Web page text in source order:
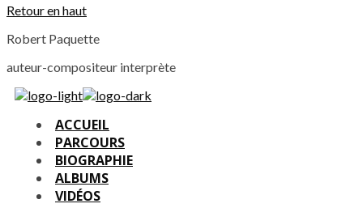
Retour en haut
Robert Paquette
auteur-compositeur interprète
ACCUEIL
PARCOURS
BIOGRAPHIE
ALBUMS
VIDÉOS